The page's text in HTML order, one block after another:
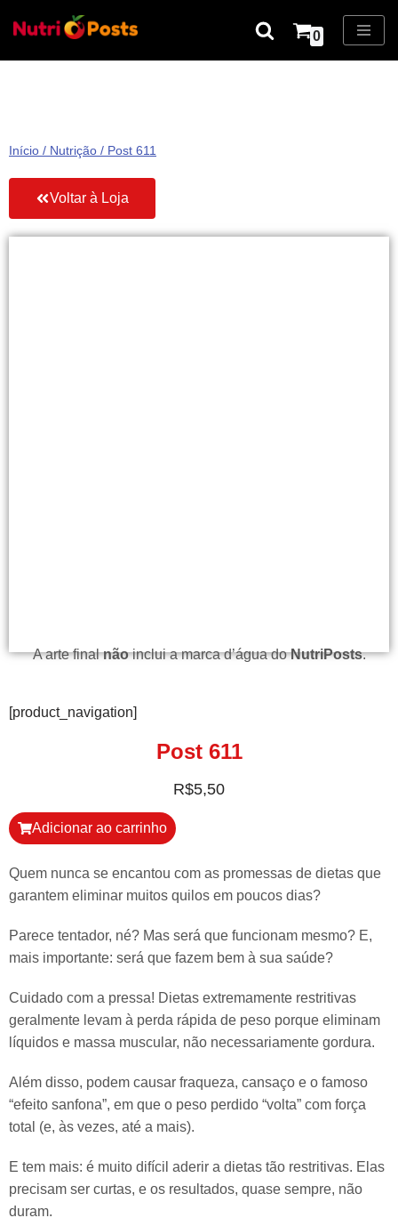
0
Início / Nutrição / Post 611
Voltar à Loja
A arte finalnãoinclui a marca d’água doNutriPosts.
[product_navigation]
Post 611
R$5,50
Adicionar ao carrinho
Quem nunca se encantou com as promessas de dietas que
garantem eliminar muitos quilos em poucos dias?
Parece tentador, né? Mas será que funcionam mesmo? E,
mais importante: será que fazem bem à sua saúde?
Cuidado com a pressa! Dietas extremamente restritivas
geralmente levam à perda rápida de peso porque eliminam
líquidos e massa muscular, não necessariamente gordura.
Além disso, podem causar fraqueza, cansaço e o famoso
“efeito sanfona”, em que o peso perdido “volta” com força
total (e, às vezes, até a mais).
E tem mais: é muito difícil aderir a dietas tão restritivas. Elas
precisam ser curtas, e os resultados, quase sempre, não
duram.